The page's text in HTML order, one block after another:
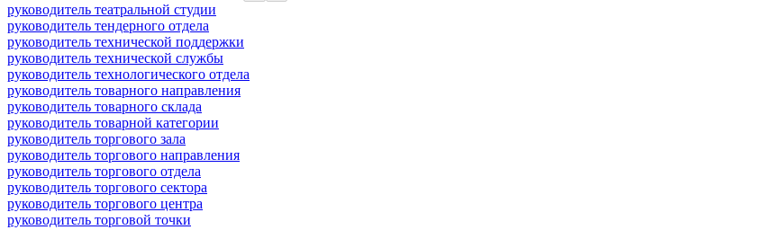
руководитель театральной студии
руководитель тендерного отдела
руководитель технической поддержки
руководитель технической службы
руководитель технологического отдела
руководитель товарного направления
руководитель товарного склада
руководитель товарной категории
руководитель торгового зала
руководитель торгового направления
руководитель торгового отдела
руководитель торгового сектора
руководитель торгового центра
руководитель торговой точки